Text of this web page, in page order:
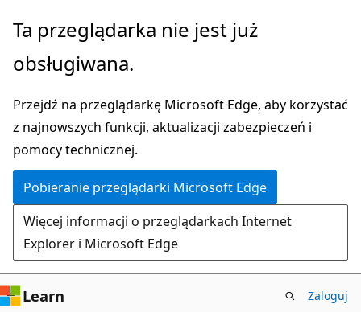
Przejdź
głównej
Ta przeglądarka nie jest już
obsługiwana.
Przejdź na przeglądarkę Microsoft Edge, aby korzystać
z najnowszych funkcji, aktualizacji zabezpieczeń i
pomocy technicznej.
Pobieranie przeglądarki Microsoft Edge
Więcej informacji o przeglądarkach Internet
Explorer i Microsoft Edge
Learn Zaloguj